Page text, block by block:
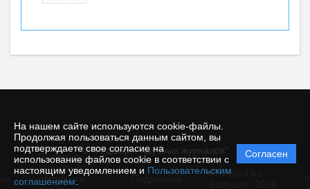
На нашем сайте используются cookie-файлы.
Продолжая пользоваться данным сайтом, вы
подтверждаете свое согласие на
использование файлов cookie в соответствии с
настоящим уведомлением и Пользовательским
соглашением
Согласен
© "Редакция научных журналов"
Политика
защиты и
обработки
Powered by